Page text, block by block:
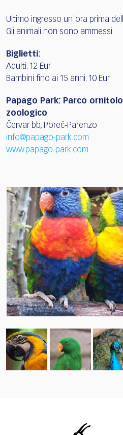
Ultimo ingresso un'ora prima
Gli animali non sono ammessi
Biglietti:
Adulti: 12 Eur
Bambini fino ai 15 anni: 10 Eur
Papago Park: Parco
zoologico
Červar bb, Poreč-Parenzo
info@papago-park.com
www.papago-park.com